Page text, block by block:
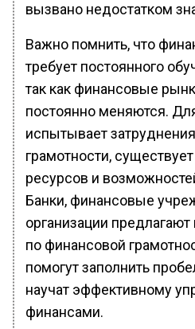
вызвано недостатком
Важно помнить, что
требует постоянного
так как финансовые
постоянно меняются.
испытывает
грамотности,
ресурсов и
Банки, финансовые
организации
по финансовой
помогут заполнить
научат эффективному
финансами.